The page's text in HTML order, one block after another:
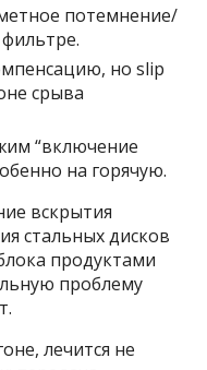
потемнение/
но slip
срыва
“включение
на горячую.
вскрытия
стальных дисков
продуктами
проблему
лечится не